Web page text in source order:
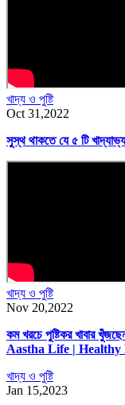
খাদ্য ও পুষ্টি
Oct 31,2022
সুস্থ থাকতে যে ৫ টি
খাদ্য ও পুষ্টি
Nov 20,2022
কম খরচে পুষ্টিকর খাবার
Aastha Life | Healthy
খাদ্য ও পুষ্টি
Jan 15,2023